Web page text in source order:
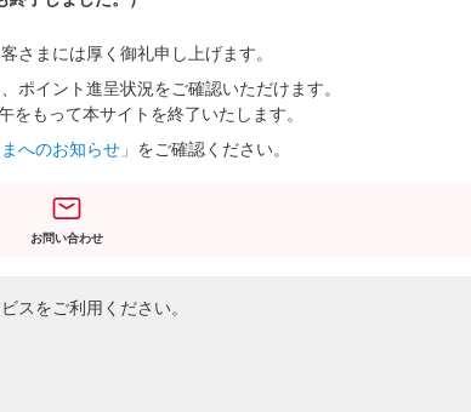
さまには厚く御礼申し上げます。
ポイント進呈状況をご確認いただけます。
もって本サイトを終了いたします。
まへのお知らせ」 をご確認ください。
お問い合わせ
スをご利用ください。